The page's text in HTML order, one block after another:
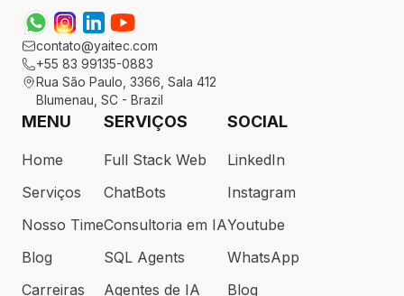
contato@yaitec.com
+55 83 99135-0883
Rua São Paulo, 3366, Sala 412
Blumenau, SC - Brazil
MENU
Home
Serviços
Nosso Time
Blog
Carreiras
SERVIÇOS
Full Stack Web
ChatBots
Consultoria em IA
SQL Agents
Agentes de IA
SOCIAL
LinkedIn
Instagram
Youtube
WhatsApp
Blog